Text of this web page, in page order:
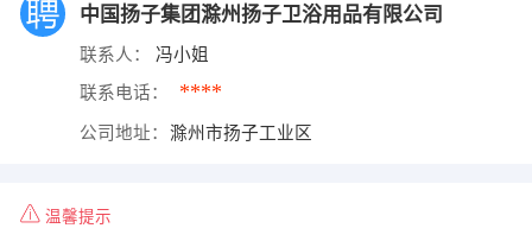
中国扬子集团滁州扬子卫浴用品有限公司
联系人： 冯小姐
联系电话： ****
公司地址： 滁州市扬子工业区
温馨提示